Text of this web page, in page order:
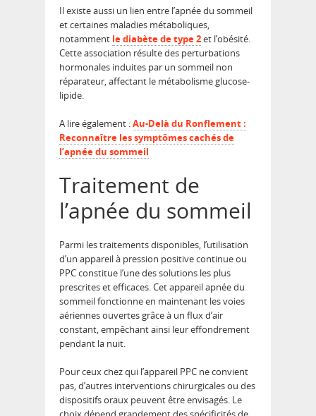
Il existe aussi un lien entre l’apnée du sommeil
et certaines maladies métaboliques,
notamment le diabète de type 2et l’obésité.
Cette association résulte des perturbations
hormonales induites par un sommeil non
réparateur, affectant le métabolisme glucose-
lipide.
A lire également :Au-Delà du Ronflement :
Reconnaître les symptômes cachés de
l’apnée du sommeil
Traitement de
l’apnée du sommeil
Parmi les traitements disponibles, l’utilisation
d’un appareil à pression positive continue ou
PPC constitue l’une des solutions les plus
prescrites et efficaces. Cet appareil apnée du
sommeil fonctionne en maintenant les voies
aériennes ouvertes grâce à un flux d’air
constant, empêchant ainsi leur effondrement
pendant la nuit.
Pour ceux chez qui l’appareil PPC ne convient
pas, d’autres interventions chirurgicales ou des
dispositifs oraux peuvent être envisagés. Le